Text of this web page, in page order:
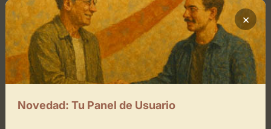
Cómo llegar ×
Novedad: Tu Panel de Usuario